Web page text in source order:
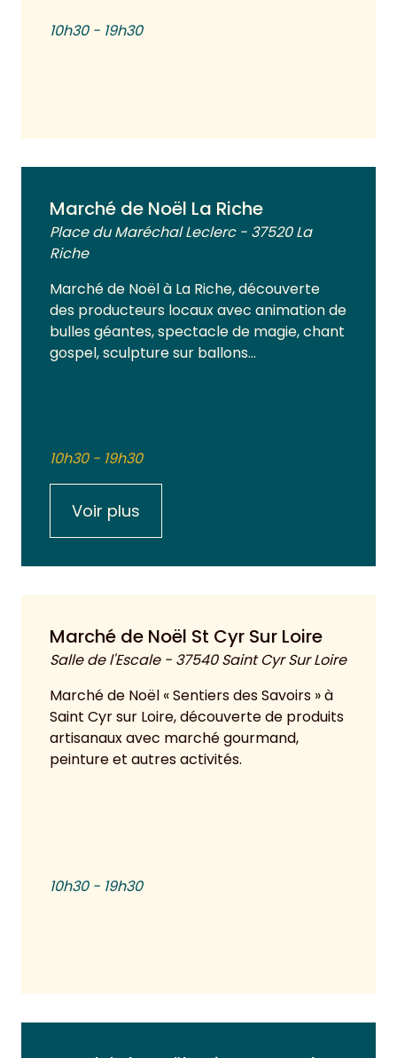
10h30 - 19h30
Marché de Noël La Riche
Place du Maréchal Leclerc - 37520 La
Riche
Marché de Noël à La Riche, découverte
des producteurs locaux avec animation de
bulles géantes, spectacle de magie, chant
gospel, sculpture sur ballons…
10h30 - 19h30
Voir plus
Marché de Noël St Cyr Sur Loire
Salle de l'Escale - 37540 Saint Cyr Sur Loire
Marché de Noël « Sentiers des Savoirs » à
Saint Cyr sur Loire, découverte de produits
artisanaux avec marché gourmand,
peinture et autres activités.
10h30 - 19h30